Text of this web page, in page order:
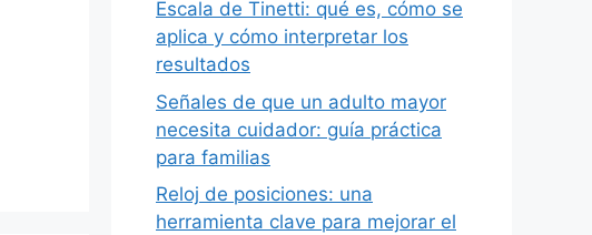
Escala de Tinetti: qué es, cómo se
aplica y cómo interpretar los
resultados
Señales de que un adulto mayor
necesita cuidador: guía práctica
para familias
Reloj de posiciones: una
herramienta clave para mejorar el